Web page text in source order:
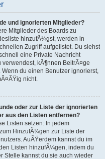
und ignorierten Mitglieder?
Mitglieder des Boards zu
hinzufÃ¼gst, werden in
Zugriff aufgelistet. Du siehst
eine Private Nachricht
kÃ¶nnen BeitrÃ¤ge
du einen Benutzer ignorierst,
nicht.
oder zur Liste der ignorierten
aus den Listen entfernen?
Listen setzen: In jedem
HinzufÃ¼gen zur Liste der
AuÃŸerdem kannst du im
Listen hinzufÃ¼gen, indem du
Stelle kannst du sie auch wieder